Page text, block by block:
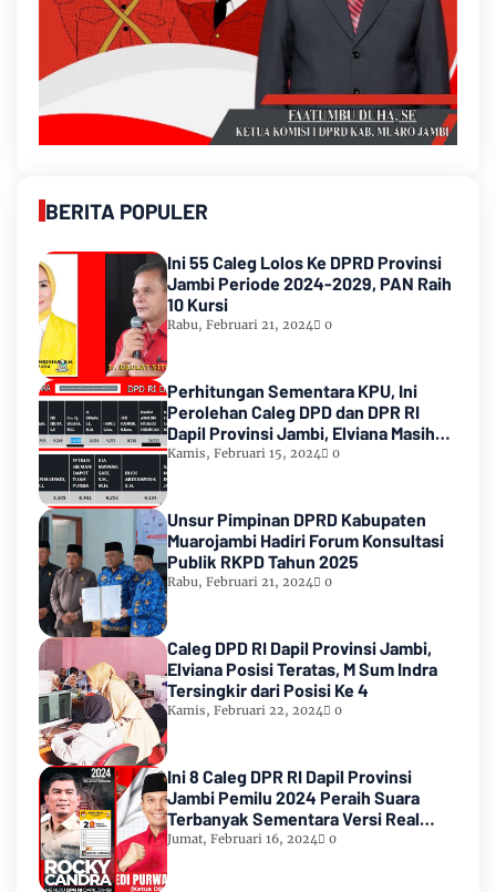
BERITA POPULER
Ini 55 Caleg Lolos Ke DPRD Provinsi
Jambi Periode 2024-2029, PAN Raih
10 Kursi
Rabu, Februari 21, 2024 0
Perhitungan Sementara KPU, Ini
Perolehan Caleg DPD dan DPR RI
Dapil Provinsi Jambi, Elviana Masih
Urutan Kedua Teratas
Kamis, Februari 15, 2024 0
Unsur Pimpinan DPRD Kabupaten
Muarojambi Hadiri Forum Konsultasi
Publik RKPD Tahun 2025
Rabu, Februari 21, 2024 0
Caleg DPD RI Dapil Provinsi Jambi,
Elviana Posisi Teratas, M Sum Indra
Tersingkir dari Posisi Ke 4
Kamis, Februari 22, 2024 0
Ini 8 Caleg DPR RI Dapil Provinsi
Jambi Pemilu 2024 Peraih Suara
Terbanyak Sementara Versi Real
Count KPU RI
Jumat, Februari 16, 2024 0